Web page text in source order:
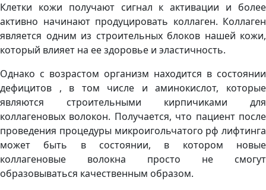
Клетки кожи получают сигнал к активации и более
активно начинают продуцировать коллаген. Коллаген
является одним из строительных блоков нашей кожи,
который влияет на ее здоровье и эластичность.
Однако с возрастом организм находится в состоянии
дефицитов , в том числе и аминокислот, которые
являются строительными кирпичиками для
коллагеновых волокон. Получается, что пациент после
проведения процедуры микроигольчатого рф лифтинга
может быть в состоянии, в котором новые
коллагеновые волокна просто не смогут
образовываться качественным образом.